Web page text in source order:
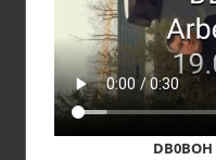
DB0BOH